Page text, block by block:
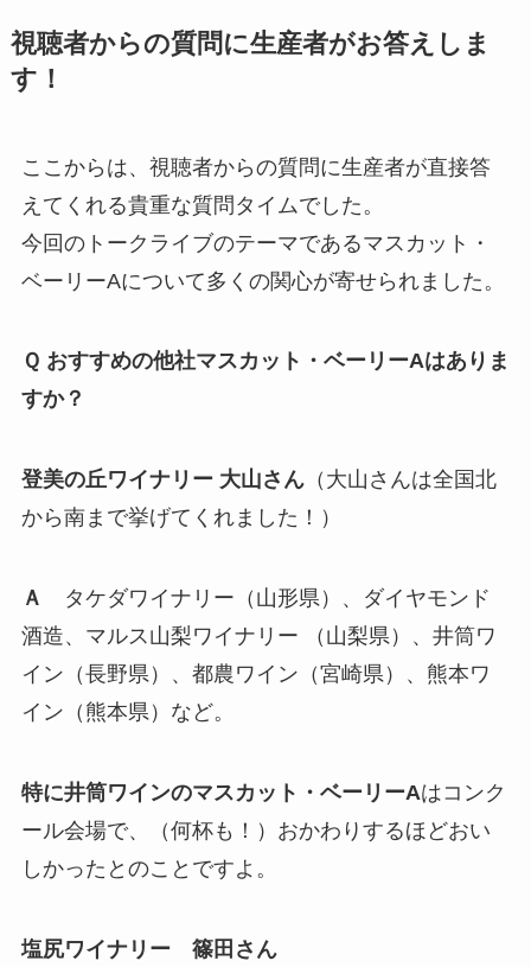
視聴者からの質問に生産者がお答えしま
す！
ここからは、視聴者からの質問に生産者が直接答
えてくれる貴重な質問タイムでした。
今回のトークライブのテーマであるマスカット・
ベーリーAについて多くの関心が寄せられました。
Ｑ おすすめの他社マスカット・ベーリーAはありま
すか？
登美の丘ワイナリー 大山さん（大山さんは全国北
から南まで挙げてくれました！）
Ａ
タケダワイナリー（山形県）、ダイヤモンド
酒造、マルス山梨ワイナリー （山梨県）、井筒ワ
イン（長野県）、都農ワイン（宮崎県）、熊本ワ
イン（熊本県）など。
特に井筒ワインのマスカット・ベーリーAはコンク
ール会場で、（何杯も！）おかわりするほどおい
しかったとのことですよ。
塩尻ワイナリー 篠田さん